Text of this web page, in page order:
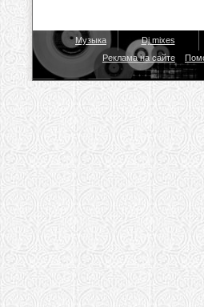
Музыка Dj mixes
Реклама на сайте